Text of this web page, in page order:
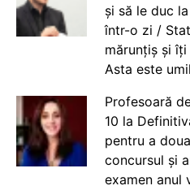
și să le duc
într-o zi /
mărunțiș și îți
Asta este
Profesoară
10 la
pentru a
concursul și
examen anul